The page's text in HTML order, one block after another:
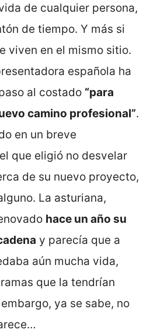
de cualquier persona,
de tiempo. Y más si
viven en el mismo sitio.
española ha
al costado “para
camino profesional”.
en un breve
que eligió no desvelar
de su nuevo proyecto,
La asturiana,
hace un año su
y parecía que a
aún mucha vida,
que la tendrían
ya se sabe, no